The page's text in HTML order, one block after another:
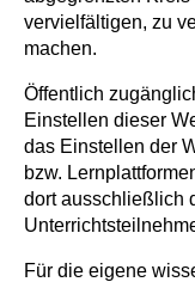
vervielfältigen, zu
machen.
Öffentlich
Einstellen dieser
das Einstellen der
bzw.
dort ausschließlich
Für die eigene